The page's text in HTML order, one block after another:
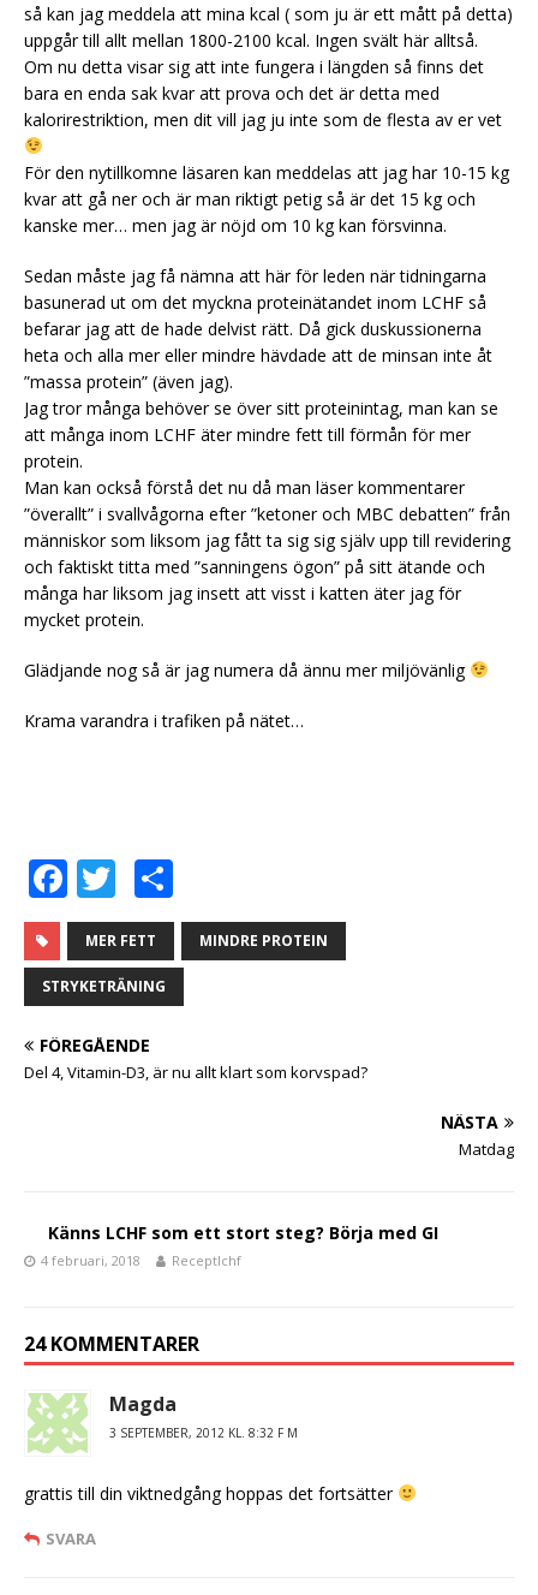
så kan jag meddela att mina kcal ( som ju är ett mått på detta)
uppgår till allt mellan 1800-2100 kcal. Ingen svält här alltså.
Om nu detta visar sig att inte fungera i längden så finns det
bara en enda sak kvar att prova och det är detta med
kalorirestriktion, men dit vill jag ju inte som de flesta av er vet
För den nytillkomne läsaren kan meddelas att jag har 10-15 kg
kvar att gå ner och är man riktigt petig så är det 15 kg och
kanske mer… men jag är nöjd om 10 kg kan försvinna.
Sedan måste jag få nämna att här för leden när tidningarna
basunerad ut om det myckna proteinätandet inom LCHF så
befarar jag att de hade delvist rätt. Då gick duskussionerna
heta och alla mer eller mindre hävdade att de minsan inte åt
”massa protein” (även jag).
Jag tror många behöver se över sitt proteinintag, man kan se
att många inom LCHF äter mindre fett till förmån för mer
protein.
Man kan också förstå det nu då man läser kommentarer
”överallt” i svallvågorna efter ”ketoner och MBC debatten” från
människor som liksom jag fått ta sig sig själv upp till revidering
och faktiskt titta med ”sanningens ögon” på sitt ätande och
många har liksom jag insett att visst i katten äter jag för
mycket protein.
Glädjande nog så är jag numera då ännu mer miljövänlig
Krama varandra i trafiken på nätet…
F
a
c
e
b
o
T
w
it
te
r
el
a
MER FETT MINDRE PROTEIN
STRYKETRÄNING
FÖREGÅENDE
Del 4, Vitamin-D3, är nu allt klart som korvspad?
NÄSTA
Matdag
Känns LCHF som ett stort steg? Börja med GI
4 februari, 2018 Receptlchf
24 KOMMENTARER
Magda
3 SEPTEMBER, 2012 KL. 8:32 F M
grattis till din viktnedgång hoppas det fortsätter
SVARA